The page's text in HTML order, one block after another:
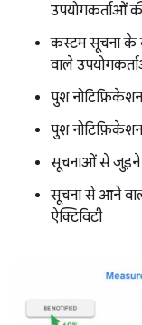
उपयोगकर्ताओं
कस्टम सूचना के
वाले
पुश
पुश
सूचनाओं से जुड़ने
सूचना से आने
ऐक्टिविटी